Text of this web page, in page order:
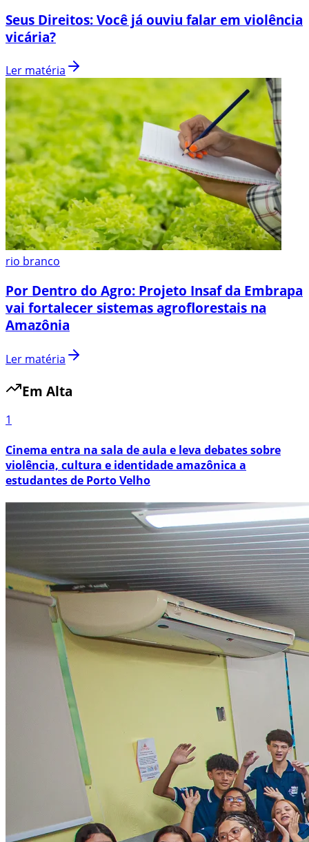
Seus Direitos: Você já ouviu falar em violência
vicária?
Ler matéria
rio branco
Por Dentro do Agro: Projeto Insaf da Embrapa
vai fortalecer sistemas agroflorestais na
Amazônia
Ler matéria
Em Alta
1
Cinema entra na sala de aula e leva debates sobre
violência, cultura e identidade amazônica a
estudantes de Porto Velho